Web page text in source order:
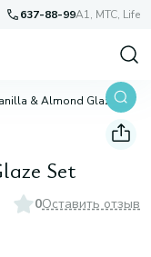
637-88-99A1, МТС, Life
& Almond Glaze Set
Set
0Оставить отзыв